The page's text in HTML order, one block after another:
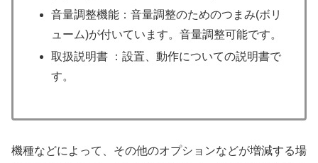
音量調整機能：音量調整のためのつまみ(ボリ
ューム)が付いています。音量調整可能です。
取扱説明書 ：設置、動作についての説明書で
す。
機種などによって、その他のオプションなどが増減する場